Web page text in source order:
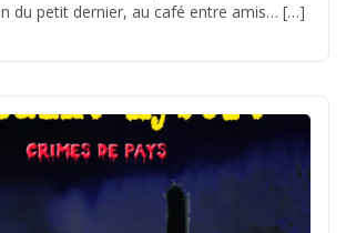
du petit dernier, au café entre amis… […]